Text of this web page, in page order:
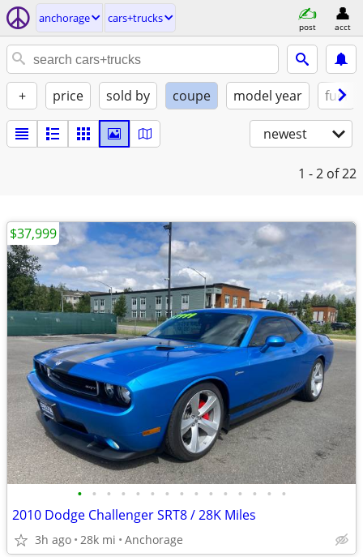
anchorage cars+trucks
post acct
+ price sold by coupe model year fuel
newest
1 - 2 of 22
• • • • • • • • • • • • • • •
2010 Dodge Challenger SRT8 / 28K Miles
3h ago 28k mi Anchorage
$37,999